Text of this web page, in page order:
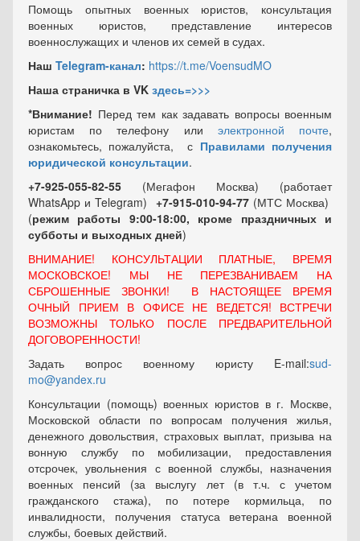
Помощь опытных военных юристов, консультация
военных юристов, представление интересов
военнослужащих и членов их семей в судах.
Наш Telegram-канал: https://t.me/VoensudMO
Наша страничка в VK здесь=>>>
*Внимание! Перед тем как задавать вопросы военным
юристам по телефону или электронной почте,
ознакомьтесь, пожалуйста, с Правилами получения
юридической консультации.
+7-925-055-82-55 (Мегафон Москва) (работает
WhatsApp и Telegram) +7-915-010-94-77 (МТС Москва)
(режим работы 9:00-18:00, кроме праздничных и
субботы и выходных дней)
ВНИМАНИЕ! КОНСУЛЬТАЦИИ ПЛАТНЫЕ, ВРЕМЯ
МОСКОВСКОЕ! МЫ НЕ ПЕРЕЗВАНИВАЕМ НА
СБРОШЕННЫЕ ЗВОНКИ! В НАСТОЯЩЕЕ ВРЕМЯ
ОЧНЫЙ ПРИЕМ В ОФИСЕ НЕ ВЕДЕТСЯ! ВСТРЕЧИ
ВОЗМОЖНЫ ТОЛЬКО ПОСЛЕ ПРЕДВАРИТЕЛЬНОЙ
ДОГОВОРЕННОСТИ!
Задать вопрос военному юристу E-mail:sud-
mo@yandex.ru
Консультации (помощь) военных юристов в г. Москве,
Московской области по вопросам получения жилья,
денежного довольствия, страховых выплат, призыва на
вонную службу по мобилизации, предоставления
отсрочек, увольнения с военной службы, назначения
военных пенсий (за выслугу лет (в т.ч. с учетом
гражданского стажа), по потере кормильца, по
инвалидности, получения статуса ветерана военной
службы, боевых действий.